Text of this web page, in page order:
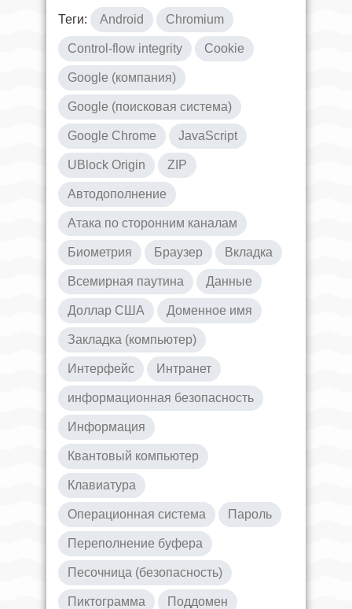
Теги: Android Chromium
Control-flow integrity Cookie
Google (компания)
Google (поисковая система)
Google Chrome JavaScript
UBlock Origin ZIP
Автодополнение
Атака по сторонним каналам
Биометрия Браузер Вкладка
Всемирная паутина Данные
Доллар США Доменное имя
Закладка (компьютер)
Интерфейс Интранет
информационная безопасность
Информация
Квантовый компьютер
Клавиатура
Операционная система Пароль
Переполнение буфера
Песочница (безопасность)
Пиктограмма Поддомен